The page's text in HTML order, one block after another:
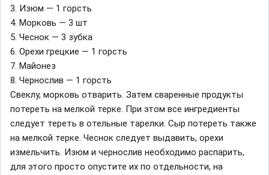
3. Изюм — 1 горсть
4. Морковь — 3 шт
5. Чеснок — 3 зубка
6. Орехи грецкие — 1 горсть
7. Майонез
8. Чернослив — 1 горсть
Свеклу, морковь отварить. Затем сваренные продукты
потереть на мелкой терке. При этом все ингредиенты
следует тереть в отельные тарелки. Сыр потереть также
на мелкой терке. Чеснок следует выдавить, орехи
измельчить. Изюм и чернослив необходимо распарить,
для этого просто опустите их по отдельности, на